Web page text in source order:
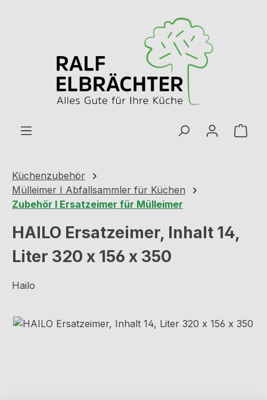
Küchenzubehör
Mülleimer I Abfallsammler für Küchen
Zubehör I Ersatzeimer für Mülleimer
HAILO Ersatzeimer, Inhalt 14,
Liter 320 x 156 x 350
Hailo
Bildergalerie überspringen